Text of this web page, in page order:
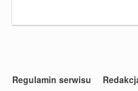
Regulamin serwisu